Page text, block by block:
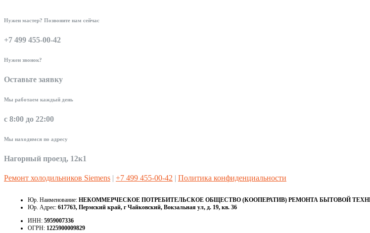
Нужен мастер? Позвоните нам сейчас
+7 499 455-00-42
Нужен звонок?
Оставьте заявку
Мы работаем каждый день
с 8:00 до 22:00
Мы находимся по адресу
Нагорный проезд, 12к1
Ремонт холодильников Siemens | +7 499 455-00-42 | Политика конфиденциальности
Юр. Наименование: НЕКОММЕРЧЕСКОЕ ПОТРЕБИТЕЛЬСКОЕ ОБЩЕСТВО (КООПЕРАТИВ) РЕМОНТА БЫТОВОЙ
Юр. Адрес: 617763, Пермский край, г Чайковский, Вокзальная ул, д. 19, кв. 36
ИНН: 5959007336
ОГРН: 1225900009829